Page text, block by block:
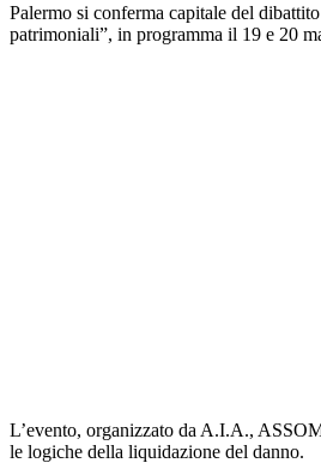
Palermo si conferma capitale del
patrimoniali”, in programma il 19 e 20
L’evento, organizzato da A.I.A.,
le logiche della liquidazione del danno.